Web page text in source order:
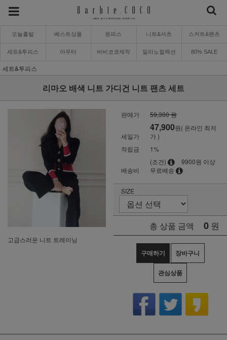
오늘출발 베스트상품 원피스 니트&셔츠 스커트&팬츠
세트&투피스 아우터 바비코코제작 밀라노컬렉션 80% SALE
세트&투피스
리마오 배색 니트 가디건 니트 팬츠 세트
고급스러운 니트 트레이닝
판매가 59,300 원
세일가
47,900원( 온라인 최저
가 )
적립금
1%
배송비
(조건)
9900원 이상
무료배송
SIZE
총 상품 금액 0 원
구매하기 장바구니
관심상품